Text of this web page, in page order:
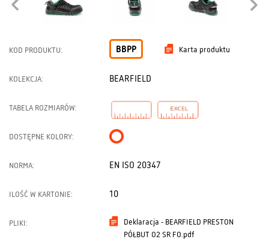
KOD PRODUKTU: BBPP Karta produktu
KOLEKCJA: BEARFIELD
TABELA ROZMIARÓW:
DOSTĘPNE KOLORY:
NORMA: EN ISO 20347
ILOŚĆ W KARTONIE: 10
PLIKI:
Deklaracja - BEARFIELD PRESTON
PÓŁBUT O2 SR FO.pdf